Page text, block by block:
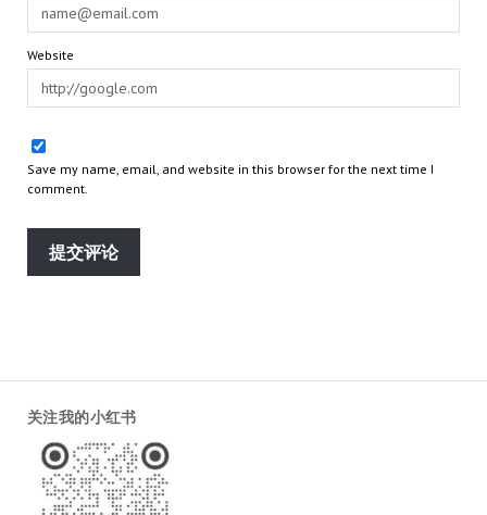
Website
Save my name, email, and website in this browser for the next time I
comment.
关注我的小红书